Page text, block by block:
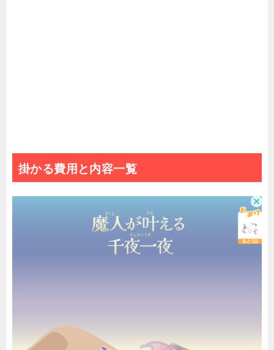
掛かる費用と内容一覧